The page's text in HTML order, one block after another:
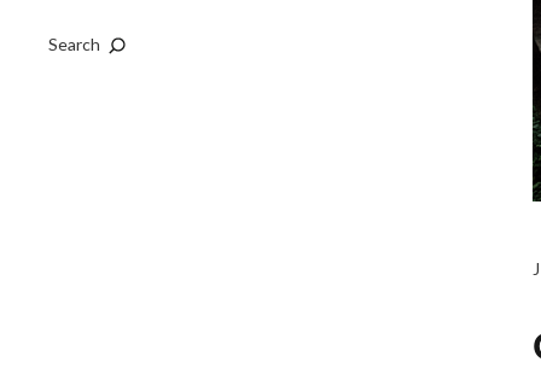
Search